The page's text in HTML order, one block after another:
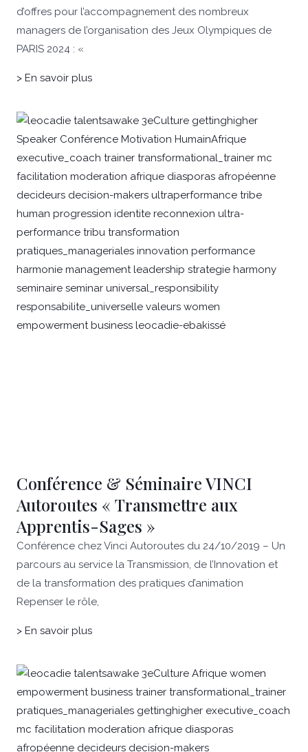
d’offres pour l’accompagnement des nombreux
managers de l’organisation des Jeux Olympiques de
PARIS 2024 : «
> En savoir plus
Conférence & Séminaire VINCI
Autoroutes « Transmettre aux
Apprentis-Sages »
Conférence chez Vinci Autoroutes du 24/10/2019 – Un
parcours au service la Transmission, de l’Innovation et
de la transformation des pratiques d’animation
Repenser le rôle,
> En savoir plus